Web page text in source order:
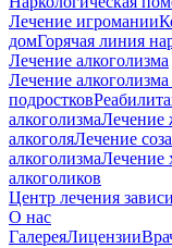
Лечение игромании
домГорячая линия
Лечение алкоголизма
Лечение
подростков
алкоголизмаЛечение
алкоголяЛечение
алкоголизмаЛечение
алкоголиков
Центр лечения
О нас
ГалереяЛицензии